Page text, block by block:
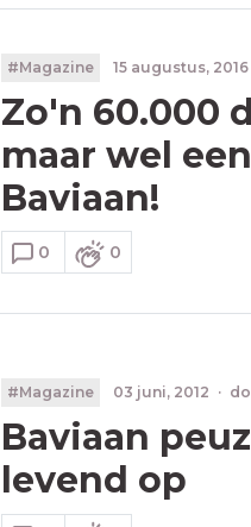
#Magazine 15 augustus, 2016
Zo'n 60.000
maar wel
Baviaan!
0 0
#Magazine 03 juni, 2012 ·
Baviaan
levend op